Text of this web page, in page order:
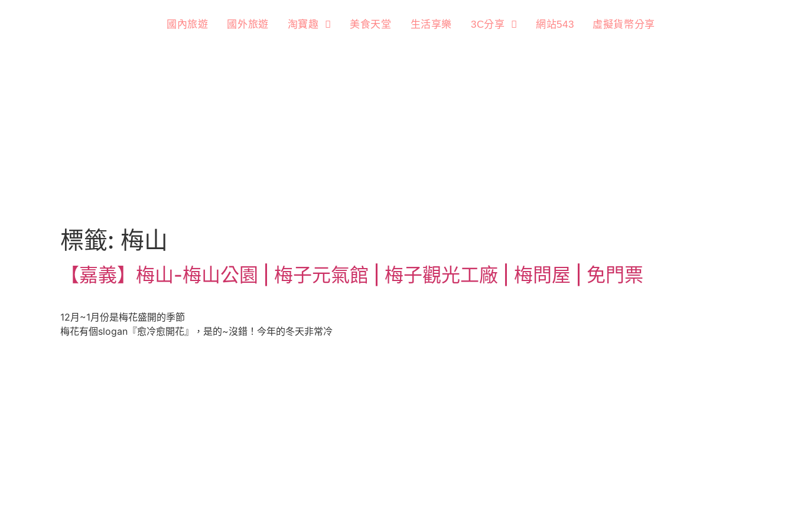
國內旅遊 國外旅遊 淘寶趣 美食天堂 生活享樂 3C分享 網站543 虛擬貨幣分享
標籤: 梅山
【嘉義】梅山-梅山公園 | 梅子元氣館 | 梅子觀光工廠 | 梅問屋 | 免門票
12月~1月份是梅花盛開的季節
梅花有個slogan『愈冷愈開花』，是的~沒錯！今年的冬天非常冷